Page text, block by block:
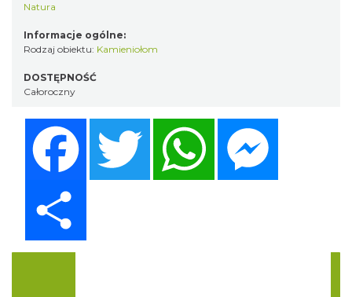
Natura
Informacje ogólne:
Rodzaj obiektu: Kamieniołom
DOSTĘPNOŚĆ
Całoroczny
Twitter WhatsApp